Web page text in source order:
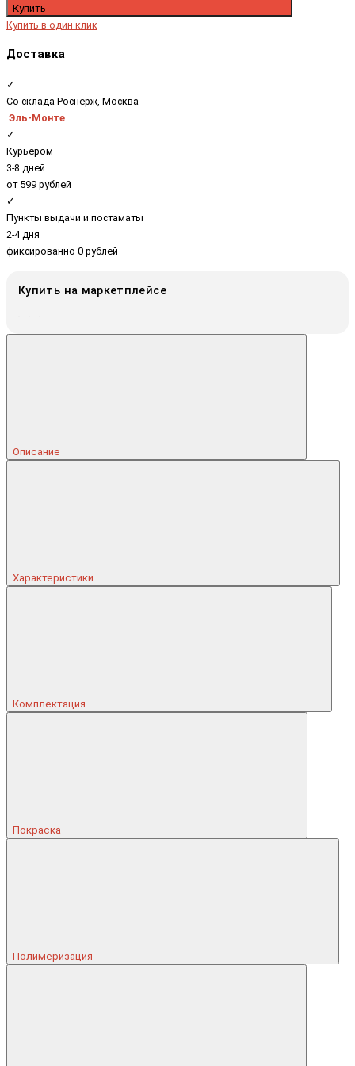
Купить
Купить в один клик
Доставка
✓
Со склада Роснерж, Москва
Эль-Монте
✓
Курьером
3-8 дней
от 599 рублей
✓
Пункты выдачи и постаматы
2-4 дня
фиксированно 0 рублей
Купить на маркетплейсе
Описание
Характеристики
Комплектация
Покраска
Полимеризация